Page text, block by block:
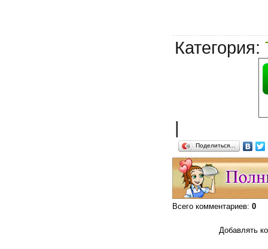
Категория:
|
Поделиться…
Всего комментариев: 0
Добавлять